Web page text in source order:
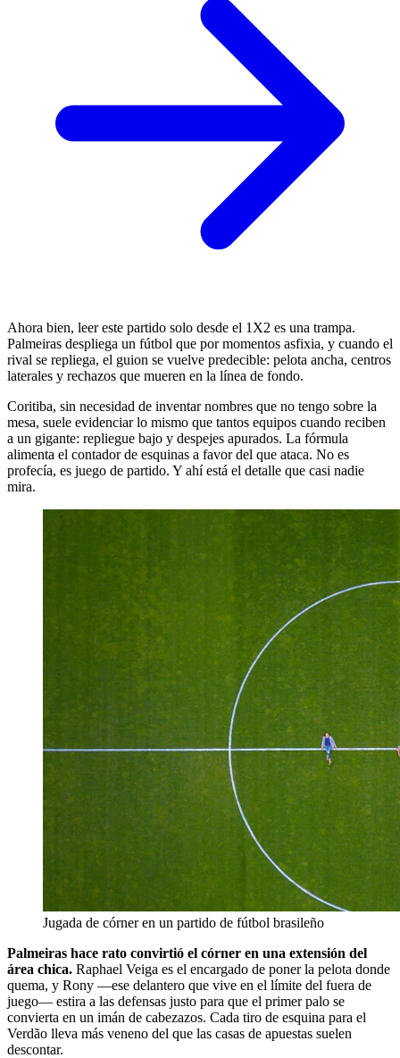
Ahora bien, leer este partido solo desde el 1X2 es una trampa.
Palmeiras despliega un fútbol que por momentos asfixia, y cuando el
rival se repliega, el guion se vuelve predecible: pelota ancha, centros
laterales y rechazos que mueren en la línea de fondo.
Coritiba, sin necesidad de inventar nombres que no tengo sobre la
mesa, suele evidenciar lo mismo que tantos equipos cuando reciben
a un gigante: repliegue bajo y despejes apurados. La fórmula
alimenta el contador de esquinas a favor del que ataca. No es
profecía, es juego de partido. Y ahí está el detalle que casi nadie
mira.
Jugada de córner en un partido de fútbol brasileño
Palmeiras hace rato convirtió el córner en una extensión del
área chica. Raphael Veiga es el encargado de poner la pelota donde
quema, y Rony —ese delantero que vive en el límite del fuera de
juego— estira a las defensas justo para que el primer palo se
convierta en un imán de cabezazos. Cada tiro de esquina para el
Verdão lleva más veneno del que las casas de apuestas suelen
descontar.